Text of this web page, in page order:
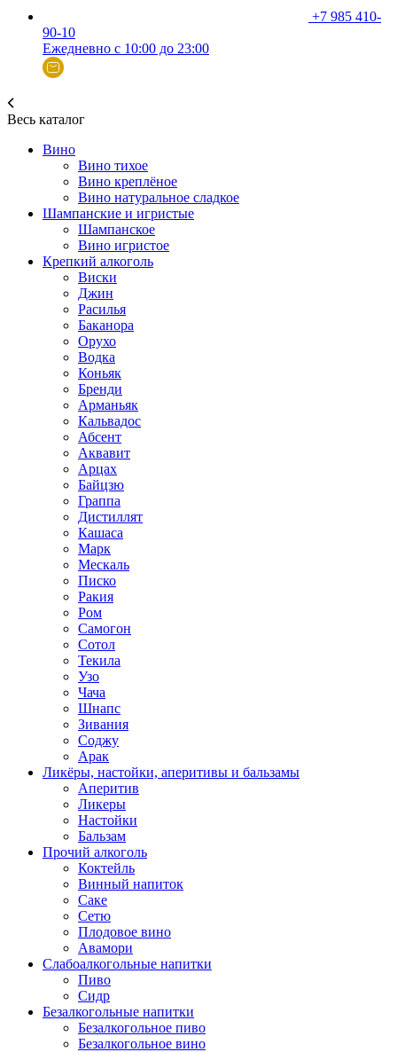
+7 985 410-
90-10
Ежедневно с 10:00 до 23:00
Весь каталог
Вино
Вино тихое
Вино креплёное
Вино натуральное сладкое
Шампанские и игристые
Шампанское
Вино игристое
Крепкий алкоголь
Виски
Джин
Расилья
Баканора
Орухо
Водка
Коньяк
Бренди
Арманьяк
Кальвадос
Абсент
Аквавит
Арцах
Байцзю
Граппа
Дистиллят
Кашаса
Марк
Мескаль
Писко
Ракия
Ром
Самогон
Сотол
Текила
Узо
Чача
Шнапс
Зивания
Соджу
Арак
Ликёры, настойки, аперитивы и бальзамы
Аперитив
Ликеры
Настойки
Бальзам
Прочий алкоголь
Коктейль
Винный напиток
Саке
Сетю
Плодовое вино
Авамори
Слабоалкогольные напитки
Пиво
Сидр
Безалкогольные напитки
Безалкогольное пиво
Безалкогольное вино